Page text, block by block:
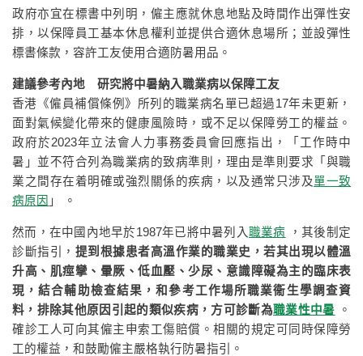
政府亦宜在標書中列明，僱主應就休息地點及時間作出彈性安
排，以保障員工基本休息權利並提供合適休息場所；並設彈性
標書條款，容許工友使用合適防暑用品。
建議參考內地 研究將中暑納入職業病以保障工友
香港《僱員補償條例》所列的職業病名單已超過17年未更新，
面對氣候變化帶來的健康風險時，或不足以保障勞工的權益。
政府於2023年立法會人力事務委員會回應指出，「工作時中
暑」並不符合列為職業病的致病準則，理由是準則要求「與職
業之間存在着明確或強烈關係的疾病，以及通常只涉及單一致
病原因 」 。
然而，在中國內地早於1987年已將中暑列入職業病
，其後制定
診斷指引， 提到根據患者高溫作業的職業史，若其出現以體溫
升高、肌痙攣、暈厥、低血壓、少尿、意識障礙為主的臨床表
現，結合輔助檢查結果，和參考工作場所職業衞生學調查資
料，排除其他原因引起的類似疾病，方可診斷為職業性中暑 。
確診工人可向其僱主申索工傷賠償。相關的規定可同時保障勞
工的權益，和鼓勵僱主嚴格執行防暑指引。